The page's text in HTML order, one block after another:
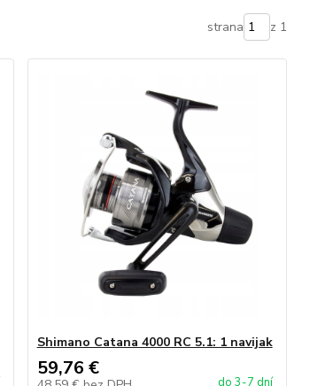
strana z 1
Shimano Catana 4000 RC 5.1: 1 navijak
59,76 €
do 3-7 dní